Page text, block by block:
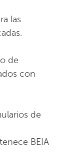
las
de
con
de
BEIA